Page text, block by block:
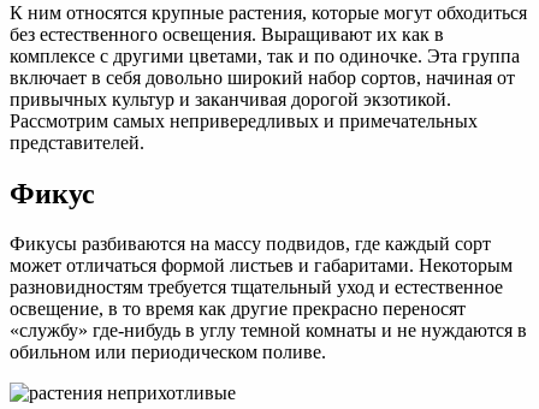
К ним относятся крупные растения, которые могут обходиться
без естественного освещения. Выращивают их как в
комплексе с другими цветами, так и по одиночке. Эта группа
включает в себя довольно широкий набор сортов, начиная от
привычных культур и заканчивая дорогой экзотикой.
Рассмотрим самых непривередливых и примечательных
представителей.
Фикус
Фикусы разбиваются на массу подвидов, где каждый сорт
может отличаться формой листьев и габаритами. Некоторым
разновидностям требуется тщательный уход и естественное
освещение, в то время как другие прекрасно переносят
«службу» где-нибудь в углу темной комнаты и не нуждаются в
обильном или периодическом поливе.